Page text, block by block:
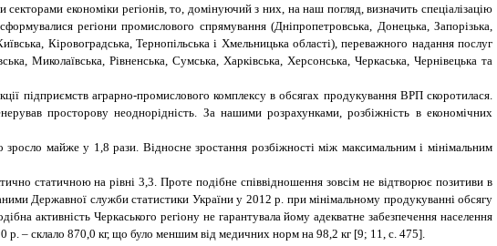
економіки регіонів, то, домінуючий з них, на наш погляд, визначить спеціалізацію
регіони промислового спрямування (Дніпропетровська, Донецька, Запорізька,
Кіровоградська, Тернопільська і Хмельницька області), переважного надання послуг
Миколаївська, Рівненська, Сумська, Харківська, Херсонська, Черкаська, Чернівецька та
підприємств аграрно-промислового комплексу в обсягах продукування ВРП скоротилася.
просторову неоднорідність. За нашими розрахунками, розбіжність в економічних
майже у 1,8 рази. Відносне зростання розбіжності між максимальним і мінімальним
статичною на рівні 3,3. Проте подібне співвідношення зовсім не відтворює позитиви в
Державної служби статистики України у 2012 р. при мінімальному продукуванні обсягу
активність Черкаського регіону не гарантувала йому адекватне забезпечення населення
р. – склало 870,0 кг, що було меншим від медичних норм на 98,2 кг [9; 11, с. 475].